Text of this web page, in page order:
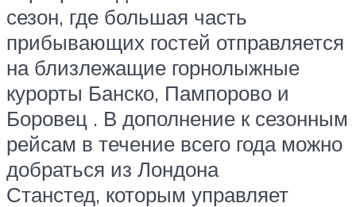
сезон, где большая часть
прибывающих гостей отправляется
на близлежащие горнолыжные
курорты Банско, Пампорово и
Боровец . В дополнение к сезонным
рейсам в течение всего года можно
добраться из Лондона
Станстед, которым управляет